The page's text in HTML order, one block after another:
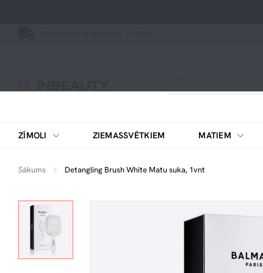
ZĪMOLI ZIEMASSVĒTKIEM MATIEM
Sākums Detangling Brush White Matu suka, 1vnt